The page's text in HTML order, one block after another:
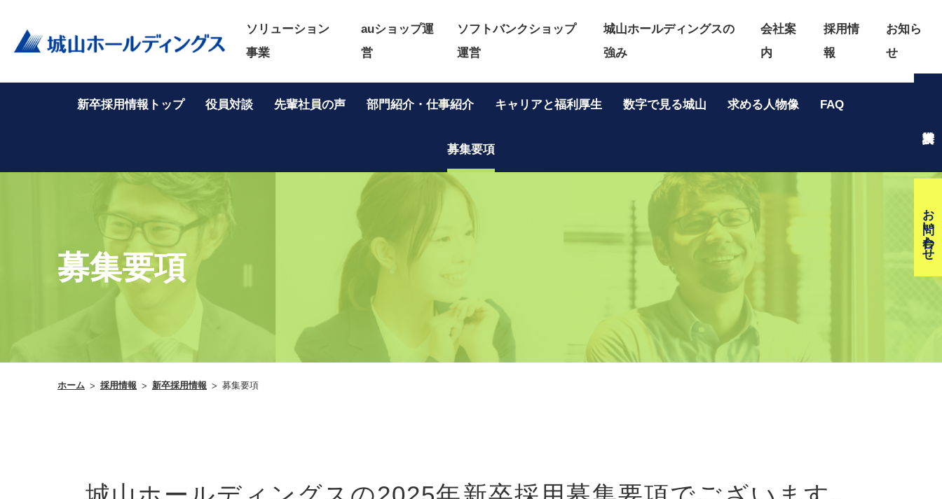
ソリューション
事業
auショップ運
営
ソフトバンクショップ
運営
城山ホールディングスの
強み
会社案
内
採用情
報
お知ら
せ
お問い合わせ
新卒採用情報トップ 役員対談 先輩社員の声 部門紹介・仕事紹介 キャリアと福利厚生 数字で見る城山 求める人物像 FAQ
募集要項
募集要項
ホーム 採用情報 新卒採用情報 募集要項